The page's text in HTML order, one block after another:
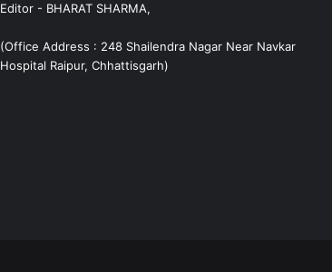
Editor - BHARAT SHARMA,
(Office Address : 248 Shailendra Nagar Near Navkar
Hospital Raipur, Chhattisgarh)